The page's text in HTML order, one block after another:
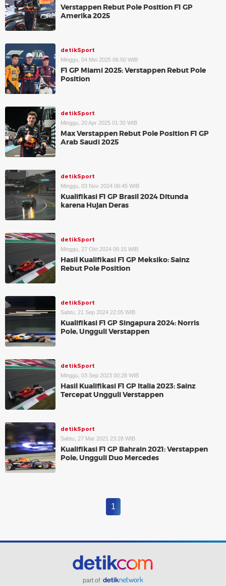
Verstappen Rebut Pole Position F1 GP
Amerika 2025
detikSport
Minggu, 04 Mei 2025 06:50 WIB
F1 GP Miami 2025: Verstappen Rebut Pole
Position
detikSport
Minggu, 20 Apr 2025 01:30 WIB
Max Verstappen Rebut Pole Position F1 GP
Arab Saudi 2025
detikSport
Minggu, 03 Nov 2024 06:45 WIB
Kualifikasi F1 GP Brasil 2024 Ditunda
karena Hujan Deras
detikSport
Minggu, 27 Okt 2024 06:15 WIB
Hasil Kualifikasi F1 GP Meksiko: Sainz
Rebut Pole Position
detikSport
Sabtu, 21 Sep 2024 22:05 WIB
Kualifikasi F1 GP Singapura 2024: Norris
Pole, Ungguli Verstappen
detikSport
Minggu, 03 Sep 2023 00:28 WIB
Hasil Kualifikasi F1 GP Italia 2023: Sainz
Tercepat Ungguli Verstappen
detikSport
Sabtu, 27 Mar 2021 23:28 WIB
Kualifikasi F1 GP Bahrain 2021: Verstappen
Pole, Ungguli Duo Mercedes
1
part of